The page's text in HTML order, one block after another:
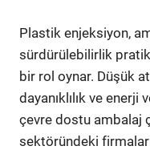
Plastik enjeksiyon,
sürdürülebilirlik
bir rol oynar. Düşük
dayanıklılık ve
çevre dostu ambalaj
sektöründeki